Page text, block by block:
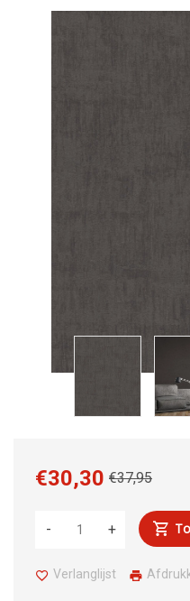
€37,95
€30,30
+
-
Verlanglijst